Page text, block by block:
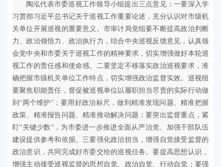
陶泓代表市委巡视工作领导小组提出三点意见：一要深入学
习贯彻习近平总书记关于巡视工作重要论述，充分认识对市级机
关单位开展巡视的重要意义。市审计局党组要不断提高政治判断
力、政治领悟力、政治执行力，结合中央巡视反馈意见，认真领
会党中央和市委关于巡视工作的精神要求，切实增强做好本轮巡
视工作的责任感和使命感。二要坚定不移落实政治巡视要求，准
确把握市级机关单位工作特点，切实增强政治监督实效。巡视组
要聚焦职能责任，督促被巡视单位以履职担当尽责的实际行动做
到“两个维护”；要用好政治标尺，做到精准发现问题、精准把握
政策、精准报告问题、精准推动解决问题；要突出监督重点，紧
盯“关键少数”，为市委进一步推进全面从严治党、加强干部队伍
建设提供参考和依据。三要强化政治担当，增强自觉接受监督的
政治意识，共同完成好市委交给的巡视任务。要提高思想认识，
增强主动接受巡视监督的思想自觉、政治自觉、行动自觉；要强